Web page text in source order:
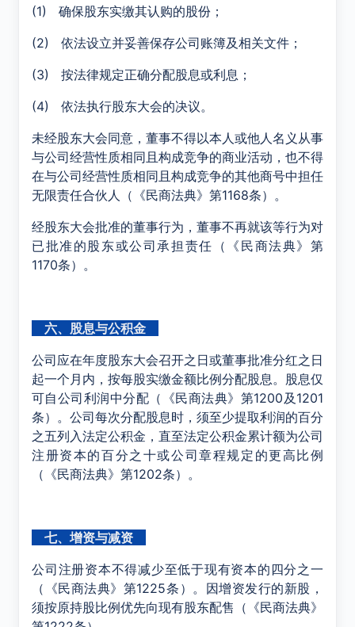
(1) 确保股东实缴其认购的股份；
(2) 依法设立并妥善保存公司账簿及相关文件；
(3) 按法律规定正确分配股息或利息；
(4) 依法执行股东大会的决议。
未经股东大会同意，董事不得以本人或他人名义从事
与公司经营性质相同且构成竞争的商业活动，也不得
在与公司经营性质相同且构成竞争的其他商号中担任
无限责任合伙人（《民商法典》第1168条）。
经股东大会批准的董事行为，董事不再就该等行为对
已批准的股东或公司承担责任（《民商法典》第
1170条）。
六、股息与公积金
公司应在年度股东大会召开之日或董事批准分红之日
起一个月内，按每股实缴金额比例分配股息。股息仅
可自公司利润中分配（《民商法典》第1200及1201
条）。公司每次分配股息时，须至少提取利润的百分
之五列入法定公积金，直至法定公积金累计额为公司
注册资本的百分之十或公司章程规定的更高比例
（《民商法典》第1202条）。
七、增资与减资
公司注册资本不得减少至低于现有资本的四分之一
（《民商法典》第1225条）。因增资发行的新股，
须按原持股比例优先向现有股东配售（《民商法典》